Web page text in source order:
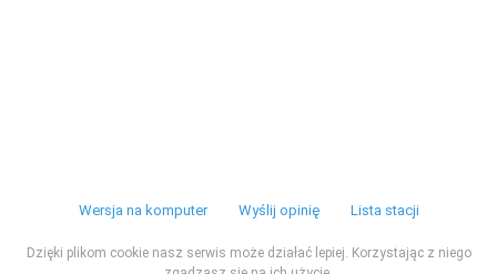
Wersja na komputer Wyślij opinię Lista stacji
Dzięki plikom cookie nasz serwis może działać lepiej. Korzystając z niego